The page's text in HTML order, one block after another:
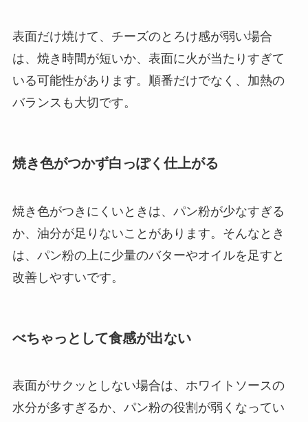
表面だけ焼けて、チーズのとろけ感が弱い場合
は、焼き時間が短いか、表面に火が当たりすぎて
いる可能性があります。順番だけでなく、加熱の
バランスも大切です。
焼き色がつかず白っぽく仕上がる
焼き色がつきにくいときは、パン粉が少なすぎる
か、油分が足りないことがあります。そんなとき
は、パン粉の上に少量のバターやオイルを足すと
改善しやすいです。
べちゃっとして食感が出ない
表面がサクッとしない場合は、ホワイトソースの
水分が多すぎるか、パン粉の役割が弱くなってい